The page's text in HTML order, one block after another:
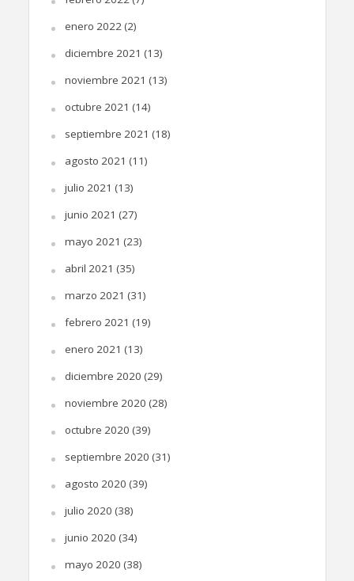
enero 2022(2)
diciembre 2021 (13)
noviembre 2021 (13)
octubre 2021 (14)
septiembre 2021 (18)
agosto 2021 (11)
julio 2021 (13)
junio 2021 (27)
mayo 2021 (23)
abril 2021 (35)
marzo 2021 (31)
febrero 2021 (19)
enero 2021 (13)
diciembre 2020 (29)
noviembre 2020 (28)
octubre 2020 (39)
septiembre 2020 (31)
agosto 2020 (39)
julio 2020 (38)
junio 2020 (34)
mayo 2020 (38)